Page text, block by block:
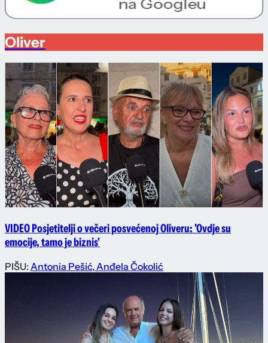
Oliver
VIDEO Posjetitelji o večeri posvećenoj Oliveru: 'Ovdje su
emocije, tamo je biznis'
PIŠU: Antonia Pešić, Anđela Čokolić